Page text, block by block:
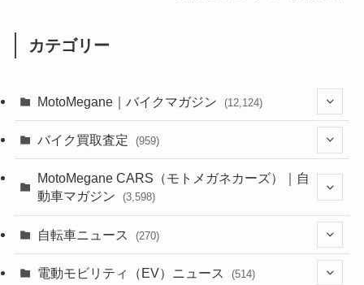
カテゴリー
MotoMegane｜バイクマガジン (12,124)
(44)
(637)
(118) (251)
(306)
(6,953)
バイク買取査定 (959)
(352)
MotoMegane CARS（モトメガネカーズ）｜自
動車マガジン
(3,598)
(185)
自転車ニュース (270)
(54)
電動モビリティ（EV）ニュース (514)